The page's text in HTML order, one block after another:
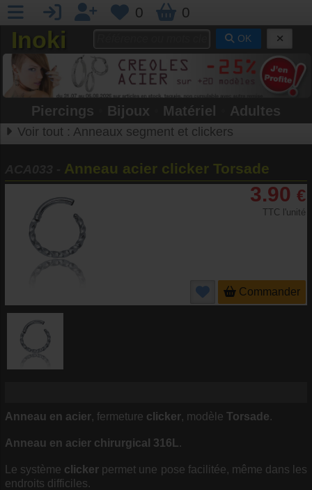
0 0
Inoki OK
Piercings Bijoux Matériel Adultes
Voir tout : Anneaux segment et clickers
Anneau acier clicker Torsade
3.90 €
TTC l'unité
Commander
Anneau en acier, fermeture clicker, modèle Torsade.
Anneau en acier chirurgical 316L.
Le système clicker permet une pose facilitée, même dans les
endroits difficiles.